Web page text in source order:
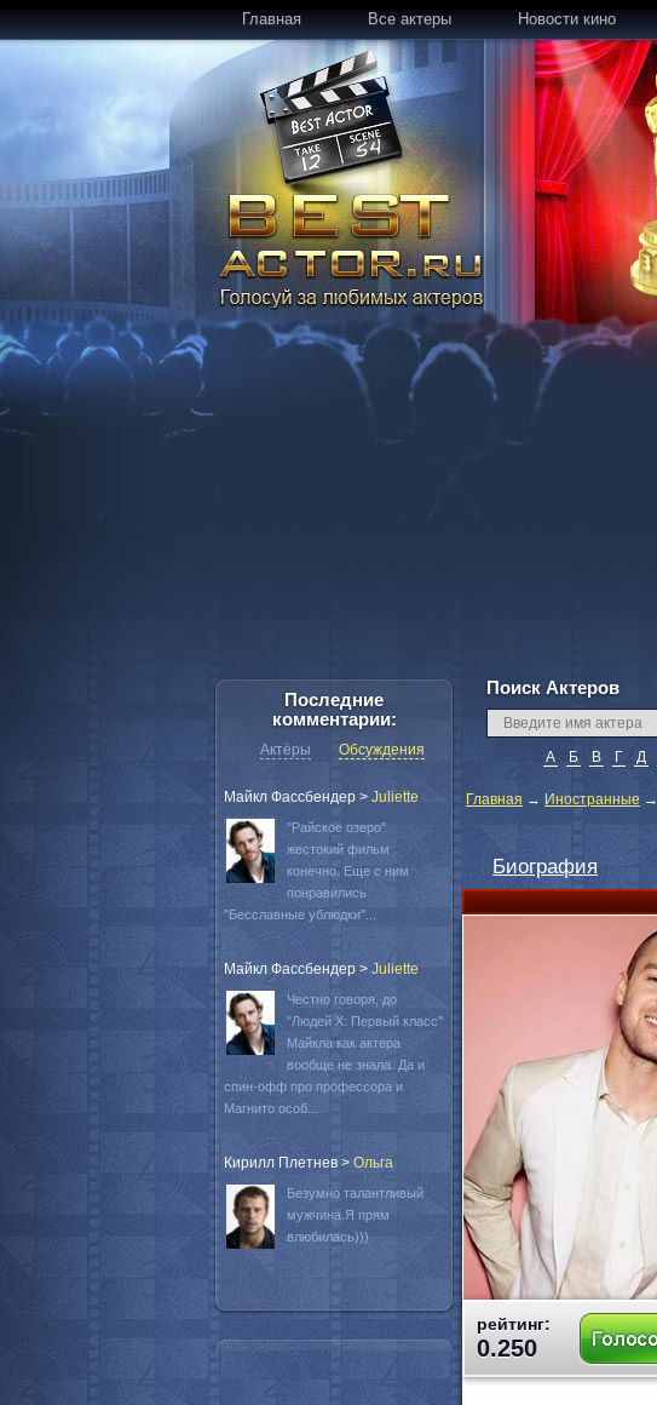
Главная Все актеры Новости кино
Поиск Актеров
А Б В Г Д
Главная → Иностранные →
Биография
рейтинг:
0.250
Последние
комментарии:
Актёры Обсуждения
Майкл Фассбендер > Juliette
"Райское озеро"
жестокий фильм
конечно. Еще с ним
понравились
"Бесславные ублюдки"...
Майкл Фассбендер > Juliette
Честно говоря, до
"Людей Х: Первый класс"
Майкла как актера
вообще не знала. Да и
спин-офф про профессора и
Магнито особ...
Кирилл Плетнев > Oльга
Безумно талантливый
мужчина.Я прям
влюбилась)))